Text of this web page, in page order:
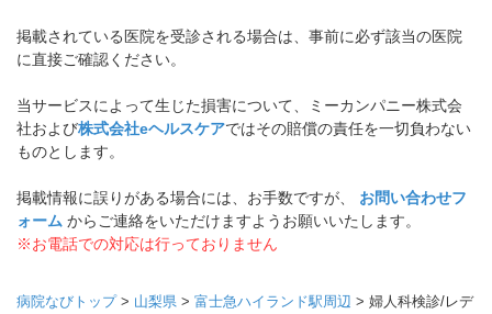
掲載されている医院を受診される場合は、事前に必ず該当の医院
に直接ご確認ください。
当サービスによって生じた損害について、ミーカンパニー株式会
社および株式会社eヘルスケアではその賠償の責任を一切負わない
ものとします。
掲載情報に誤りがある場合には、お手数ですが、 お問い合わせフ
ォーム からご連絡をいただけますようお願いいたします。
※お電話での対応は行っておりません
病院なびトップ> 山梨県 > 富士急ハイランド駅周辺 > 婦人科検診/レデ